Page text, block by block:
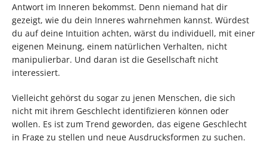
Antwort im Inneren bekommst. Denn niemand hat dir
gezeigt, wie du dein Inneres wahrnehmen kannst. Würdest
du auf deine Intuition achten, wärst du individuell, mit einer
eigenen Meinung, einem natürlichen Verhalten, nicht
manipulierbar. Und daran ist die Gesellschaft nicht
interessiert.
Vielleicht gehörst du sogar zu jenen Menschen, die sich
nicht mit ihrem Geschlecht identifizieren können oder
wollen. Es ist zum Trend geworden, das eigene Geschlecht
in Frage zu stellen und neue Ausdrucksformen zu suchen.